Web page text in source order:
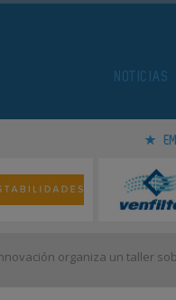
NOTICIAS
organiza un taller